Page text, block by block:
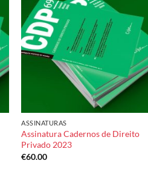
Add to
wishlist
ASSINATURAS
Assinatura Cadernos de Direito
Privado 2023
€60.00